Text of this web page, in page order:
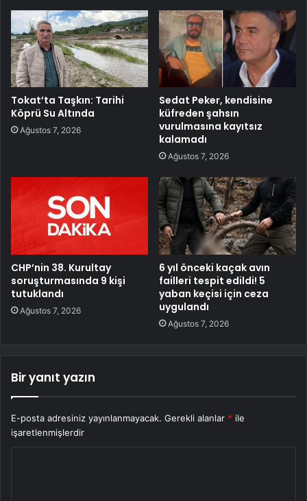
Tokat’ta Taşkın: Tarihi
Köprü Su Altında
Ağustos 7, 2026
Sedat Peker, kendisine
küfreden şahsın
vurulmasına kayıtsız
kalamadı
Ağustos 7, 2026
CHP’nin 38. Kurultay
soruşturmasında 9 kişi
tutuklandı
Ağustos 7, 2026
6 yıl önceki kaçak avın
failleri tespit edildi! 5
yaban keçisi için ceza
uygulandı
Ağustos 7, 2026
Bir yanıt yazın
E-posta adresiniz yayınlanmayacak. Gerekli alanlar * ile
işaretlenmişlerdir